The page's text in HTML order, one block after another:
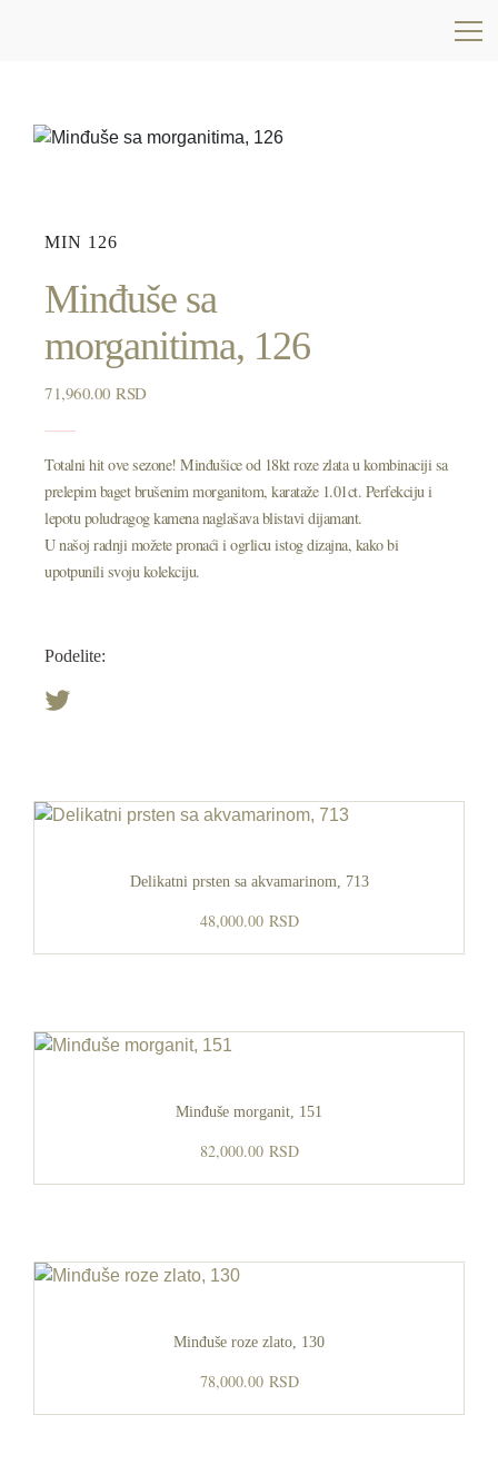
MIN 126
Minđuše sa
morganitima, 126
71,960.00 RSD
Totalni hit ove sezone! Minđušice od 18kt roze zlata u kombinaciji sa
prelepim baget brušenim morganitom, karataže 1.01ct. Perfekciju i
lepotu poludragog kamena naglašava blistavi dijamant.
U našoj radnji možete pronaći i ogrlicu istog dizajna, kako bi
upotpunili svoju kolekciju.
Podelite:
Delikatni prsten sa akvamarinom, 713
48,000.00 RSD
Minđuše morganit, 151
82,000.00 RSD
Minđuše roze zlato, 130
78,000.00 RSD